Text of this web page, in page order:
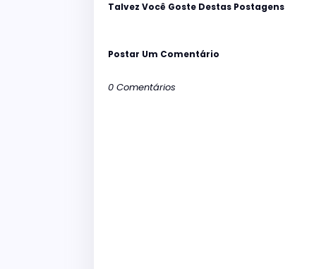
Talvez Você Goste Destas Postagens
Postar Um Comentário
0 Comentários